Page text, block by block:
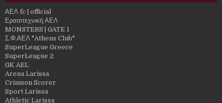
ΑΕΛ fc | official
Ερασιτεχνική ΑΕΛ
MONSTERS | GATE 1
Σ.Φ.ΑΕΛ "Athens Club"
SuperLeague Greece
SuperLeague 2
GK AEL
Arena Larissa
Crimson Scorer
Sport Larissa
Athletic Larissa